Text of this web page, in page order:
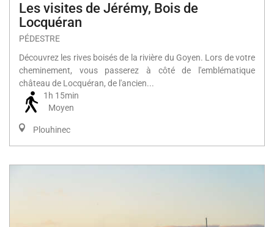
Les visites de Jérémy, Bois de
Locquéran
PÉDESTRE
Découvrez les rives boisés de la rivière du Goyen. Lors de votre
cheminement, vous passerez à côté de l'emblématique
château de Locquéran, de l'ancien...
1h 15min
Moyen
Plouhinec